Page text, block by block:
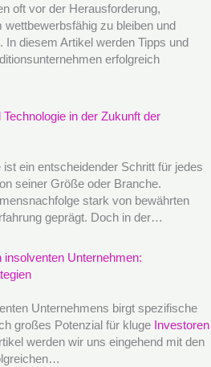
oft vor der Herausforderung,
wettbewerbsfähig zu bleiben und
In diesem Artikel werden Tipps und
erfolgreich
in der Zukunft der
ein entscheidender Schritt für jedes
seiner Größe oder Branche.
stark von bewährten
geprägt. Doch in der…
Unternehmen:
Unternehmens birgt spezifische
großes Potenzial für kluge Investoren
werden wir uns eingehend mit den